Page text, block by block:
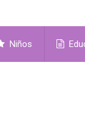
Niños